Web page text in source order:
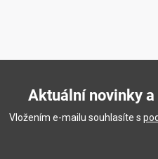
Aktuální novinky a
Vložením e-mailu souhlasíte s